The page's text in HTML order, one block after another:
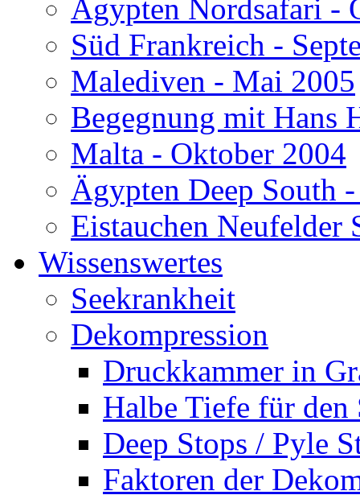
Ägypten Nordsafari -
Süd Frankreich -
Malediven - Mai 2005
Begegnung mit Hans
Malta - Oktober 2004
Ägypten Deep South
Eistauchen Neufelder
Wissenswertes
Seekrankheit
Dekompression
Druckkammer in
Halbe Tiefe für den
Deep Stops / Pyle
Faktoren der